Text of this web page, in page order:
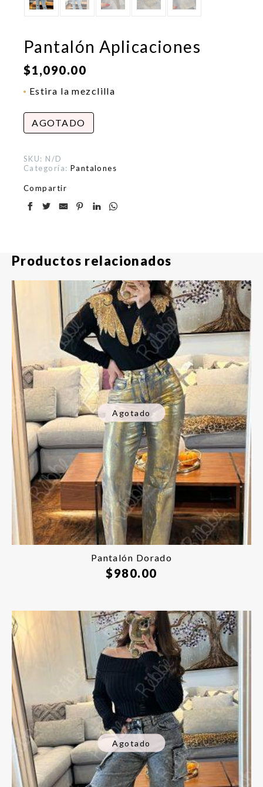
Pantalón Aplicaciones
$1,090.00
Estira la mezclilla
AGOTADO
SKU: N/D
Categoría: Pantalones
Compartir
Productos relacionados
Agotado
Pantalón Dorado
$980.00
Agotado